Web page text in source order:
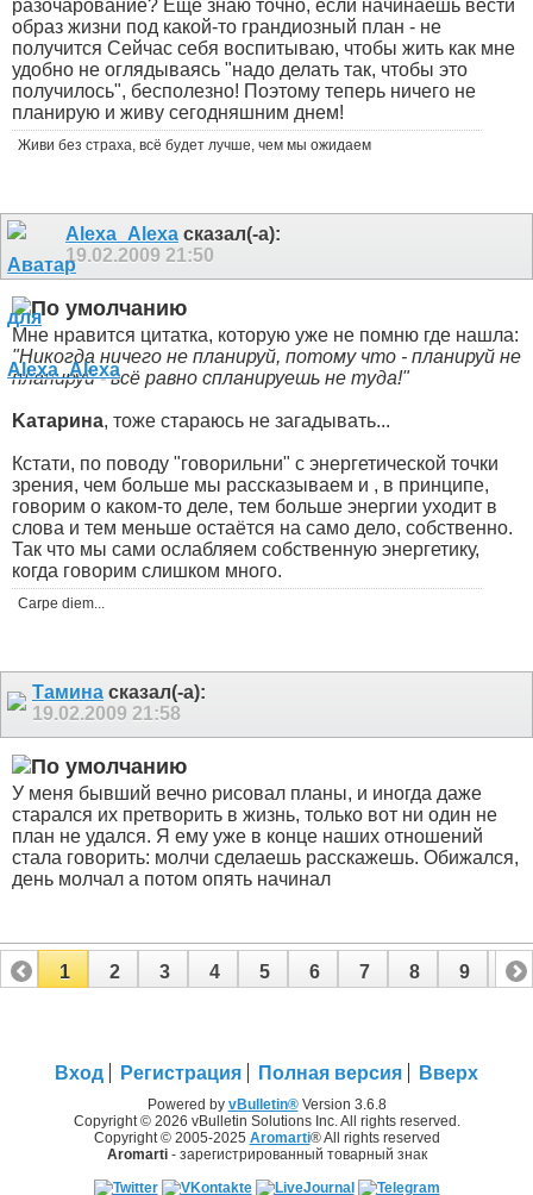
разочарование? Ещё знаю точно, если начинаешь вести
образ жизни под какой-то грандиозный план - не
получится Сейчас себя воспитываю, чтобы жить как мне
удобно не оглядываясь "надо делать так, чтобы это
получилось", бесполезно! Поэтому теперь ничего не
планирую и живу сегодняшним днем!
Живи без страха, всё будет лучше, чем мы ожидаем
Alexa_Alexa сказал(-а):
19.02.2009 21:50
Мне нравится цитатка, которую уже не помню где нашла:
"Никогда ничего не планируй, потому что - планируй не
планируй - всё равно спланируешь не туда!"
Kатарина, тоже стараюсь не загадывать...
Кстати, по поводу "говорильни" с энергетической точки
зрения, чем больше мы рассказываем и , в принципе,
говорим о каком-то деле, тем больше энергии уходит в
слова и тем меньше остаётся на само дело, собственно.
Так что мы сами ослабляем собственную энергетику,
когда говорим слишком много.
Carpe diem...
Тамина сказал(-а):
19.02.2009 21:58
У меня бывший вечно рисовал планы, и иногда даже
старался их претворить в жизнь, только вот ни один не
план не удался. Я ему уже в конце наших отношений
стала говорить: молчи сделаешь расскажешь. Обижался,
день молчал а потом опять начинал
1 2 3 4 5 6 7 8 9 10
Вход Регистрация Полная версия Вверх
Powered by vBulletin®Version 3.6.8
Copyright © 2026 vBulletin Solutions Inc. All rights reserved.
Copyright © 2005-2025 Aromarti® All rights reserved
Aromarti- зарегистрированный товарный знак